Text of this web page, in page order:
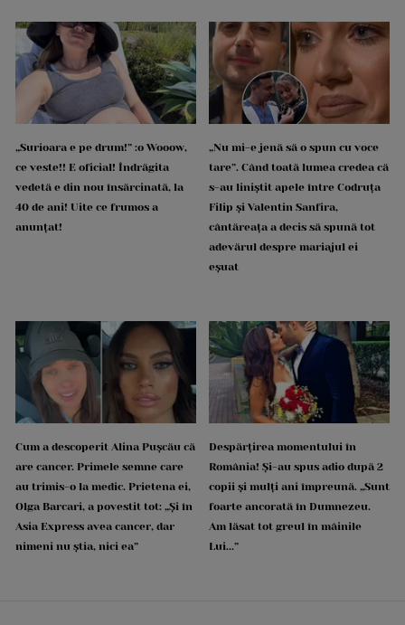
„Surioara e pe drum!” :o Wooow,
ce veste!! E oficial! Îndrăgita
vedetă e din nou însărcinată, la
40 de ani! Uite ce frumos a
anunțat!
„Nu mi-e jenă să o spun cu voce
tare”. Când toată lumea credea că
s-au liniștit apele între Codruța
Filip și Valentin Sanfira,
cântăreața a decis să spună tot
adevărul despre mariajul ei
eșuat
Cum a descoperit Alina Pușcău că
are cancer. Primele semne care
au trimis-o la medic. Prietena ei,
Olga Barcari, a povestit tot: „Și în
Asia Express avea cancer, dar
nimeni nu știa, nici ea”
Despărțirea momentului în
România! Și-au spus adio după 2
copii și mulți ani împreună. „Sunt
foarte ancorată în Dumnezeu.
Am lăsat tot greul în mâinile
Lui...”